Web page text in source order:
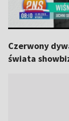
Czerwony
świata